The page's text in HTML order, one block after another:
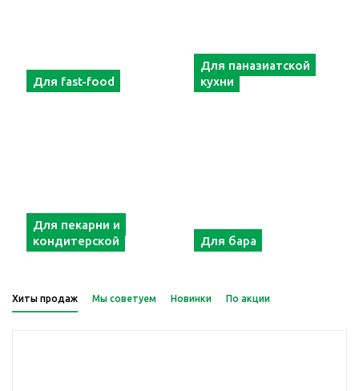
Для fast-food
Для паназиатской
кухни
Для пекарни и
кондитерской
Для бара
Хиты продаж Мы советуем Новинки По акции